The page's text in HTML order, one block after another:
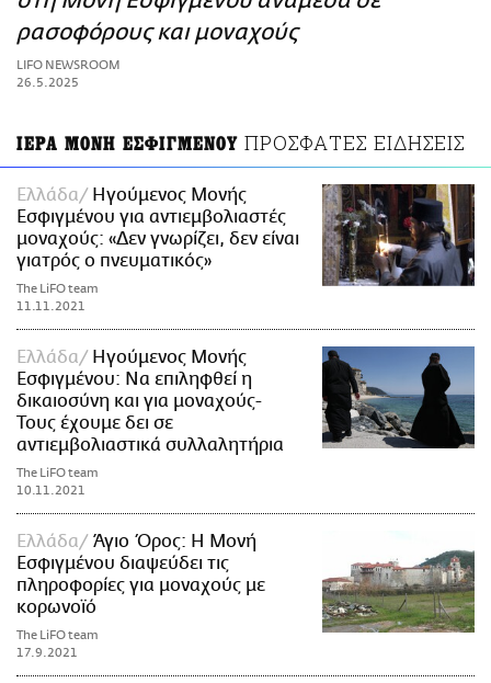
ΑΜΠΑ
PRINT
ρασοφόρους και μοναχούς
LIFO NEWSROOM
26.5.2025
ΙΕΡΑ ΜΟΝΗ ΕΣΦΙΓΜΕΝΟΥ ΠΡΟΣΦΑΤΕΣ ΕΙΔΗΣΕΙΣ
Ελλάδα
Ηγούμενος Μονής
Εσφιγμένου για αντιεμβολιαστές
μοναχούς: «Δεν γνωρίζει, δεν είναι
γιατρός ο πνευματικός»
The LiFO team
11.11.2021
Ελλάδα
Ηγούμενος Μονής
Εσφιγμένου: Να επιληφθεί η
δικαιοσύνη και για μοναχούς-
Τους έχουμε δει σε
αντιεμβολιαστικά συλλαλητήρια
The LiFO team
10.11.2021
Ελλάδα
Άγιο Όρος: Η Μονή
Εσφιγμένου διαψεύδει τις
πληροφορίες για μοναχούς με
κορωνοϊό
The LiFO team
17.9.2021